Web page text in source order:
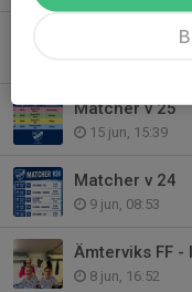
IFK Sunne -
Matcher v 25
15 jun, 15:39
Matcher v 24
9 jun, 08:53
Ämterviks FF -
8 jun, 16:52